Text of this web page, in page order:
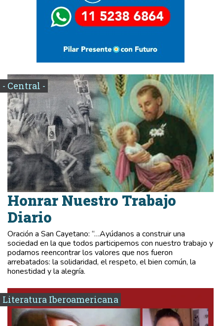
- Central -
Honrar Nuestro Trabajo
Diario
Oración a San Cayetano: “…Ayúdanos a construir una
sociedad en la que todos participemos con nuestro trabajo y
podamos reencontrar los valores que nos fueron
arrebatados: la solidaridad, el respeto, el bien común, la
honestidad y la alegría.
Literatura Iberoamericana